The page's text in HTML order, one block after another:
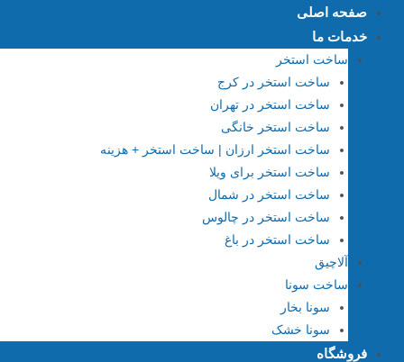
رفتن
صفحه اصلی
خدمات ما
ساخت استخر
ساخت استخر در کرج
ساخت استخر در تهران
ساخت استخر خانگی
ساخت استخر ارزان | ساخت استخر + هزینه
ساخت استخر برای ویلا
ساخت استخر در شمال
ساخت استخر در چالوس
ساخت استخر در باغ
آلاچیق
ساخت سونا
سونا بخار
سونا خشک
فروشگاه